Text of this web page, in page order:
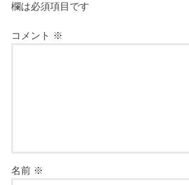
欄は必須項目です
コメント ※
名前 ※